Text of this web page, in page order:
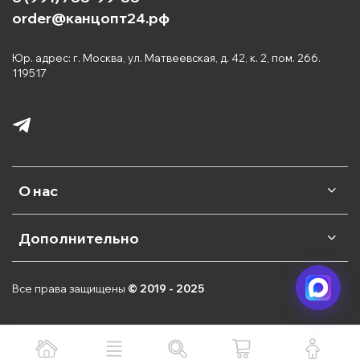
О нас
Дополнительно
order@канцопт24.рф
Юр. адрес: г. Москва, ул. Матвеевская, д. 42, к. 2, пом. 266.
119517
Все права защищены © 2019 - 2025